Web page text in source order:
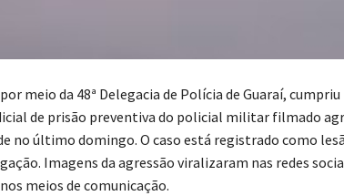
meio da 48ª Delegacia de Polícia de Guaraí,
de prisão preventiva do policial militar filmado
no último domingo. O caso está registrado como
Imagens da agressão viralizaram nas redes
meios de comunicação.